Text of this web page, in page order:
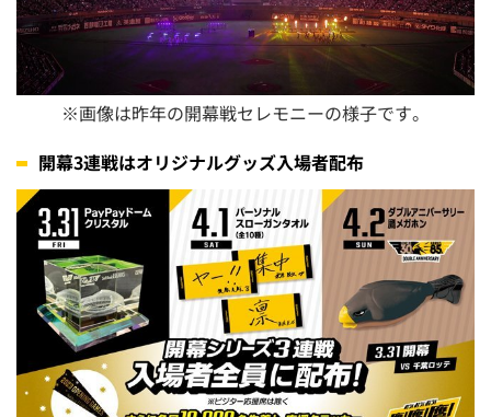
※画像は昨年の開幕戦セレモニーの様子です。
開幕3連戦はオリジナルグッズ入場者配布